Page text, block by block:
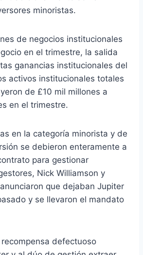
minoristas.
de negocios institucionales
en el trimestre, la salida
ganancias institucionales del
activos institucionales totales
de £10 mil millones a
en el trimestre.
en la categoría minorista y de
se debieron enteramente a
para gestionar
Nick Williamson y
que dejaban Jupiter
y se llevaron el mandato
defectuoso